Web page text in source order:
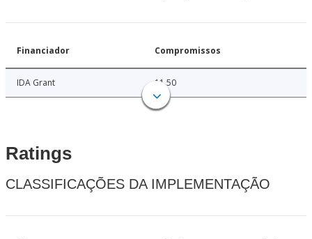
Financiador Compromissos
IDA Grant 11.50
Ratings
CLASSIFICAÇÕES DA IMPLEMENTAÇÃO